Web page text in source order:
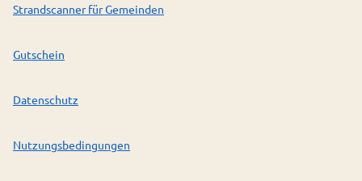
Strandscanner für Gemeinden
Gutschein
Datenschutz
Nutzungsbedingungen